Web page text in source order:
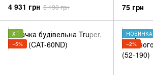
4 931 грн 5 190 грн 75 грн
ХІТ
−5%
НОВИНКА
−2%